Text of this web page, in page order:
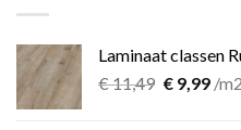
Laminaat classen
€11,49 €9,99/m2